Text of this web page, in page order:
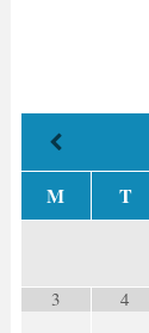
M T
3 4